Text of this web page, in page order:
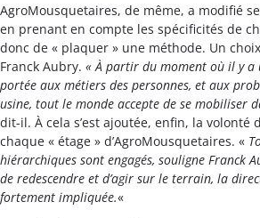
AgroMousquetaires, de même, a modifié
en prenant en compte les spécificités de
donc de « plaquer » une méthode. Un
Franck Aubry. « À partir du moment où il y
portée aux métiers des personnes, et aux
usine, tout le monde accepte de se mobiliser
dit-il. À cela s’est ajoutée, enfin, la volonté
chaque « étage » d’AgroMousquetaires. «
hiérarchiques sont engagés, souligne Franck
de redescendre et d’agir sur le terrain, la
fortement impliquée.«